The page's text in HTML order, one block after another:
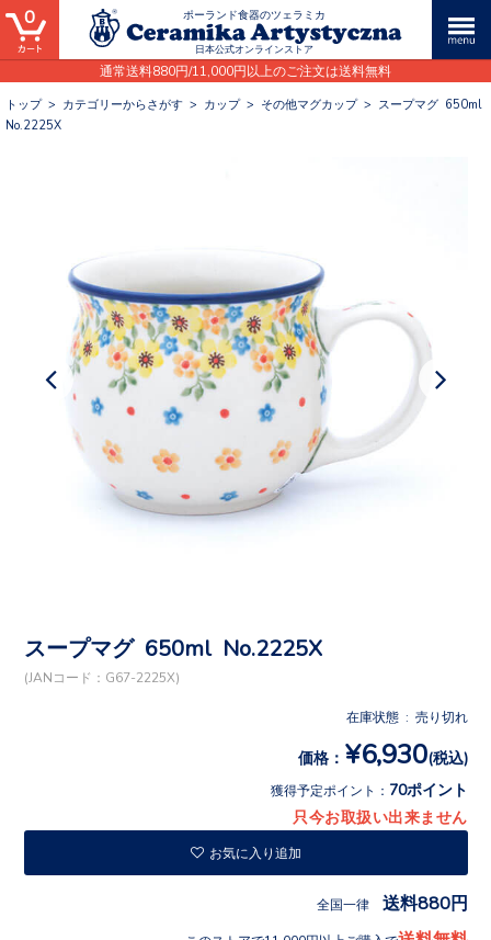
ポーランド食器のツェラミカ
日本公式オンラインストア
通常送料880円/11,000円以上のご注文は送料無料
0
トップ> カテゴリーからさがす > カップ> その他マグカップ> スープマグ 650ml
No.2225X
スープマグ 650ml No.2225X
(JANコード：G67-2225X)
在庫状態 : 売り切れ
価格： ¥6,930(税込)
獲得予定ポイント： 70ポイント
只今お取扱い出来ません
お気に入り追加
全国一律 送料880円